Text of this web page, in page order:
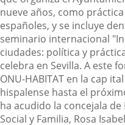
nueve años, como
españoles, y se incluye
seminario internacional
ciudades: política y
celebra en Sevilla. A este
ONU-HABITAT en la cap ital
hispalense hasta el
ha acudido la concejala de
Social y Familia, Rosa Isabel